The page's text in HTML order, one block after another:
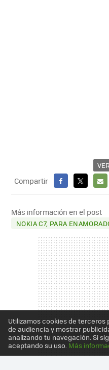
Compartir
FACEBOOK
X
E-
MAIL
Más información en el post
NOKIA C7, PARA
Utilizamos cookies de
de audiencia y mostrar
analizando tu navegación. Si
aceptando su uso. Más